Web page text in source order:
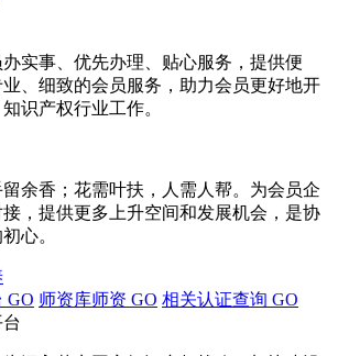
实事、优先办理、贴心服务，提供便
、细致的会员服务，助力会员更好地开
识产权行业工作。
余香；花需叶扶，人需人帮。为会员企
，提供更多上升空间和发展机会，是协
心。
GO 师资库师资 GO 相关认证查询 GO